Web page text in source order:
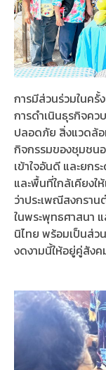
การมีส่วนร่วมในครั้
การดำเนินธุรกิจค
ปลอดภัย สิ่งแวดล้อ
กิจกรรมของชุมชนอ
เข้าใจอันดี และยก
และพื้นที่ใกล้เคียงใ
ว่าประเพณีสงกรา
ในพระพุทธศาสนา
นิไทย พร้อมเป็นส่ว
งดงามนี้ให้อยู่คู่สังค